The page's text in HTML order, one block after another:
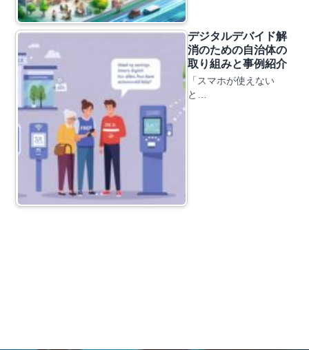
デジタルデバイド解
消のための自治体の
取り組みと事例紹介
「スマホが使えない
と…